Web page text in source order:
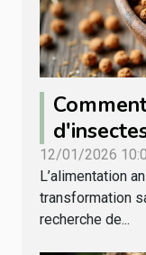
12/01/2026
L’alimentation
transformation
recherche de...